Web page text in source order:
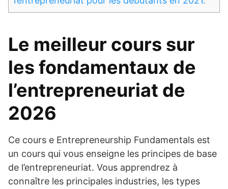
Le meilleur cours sur
les fondamentaux de
l’entrepreneuriat de
2026
Ce cours e Entrepreneurship Fundamentals est
un cours qui vous enseigne les principes de base
de l’entrepreneuriat. Vous apprendrez à
connaître les principales industries, les types